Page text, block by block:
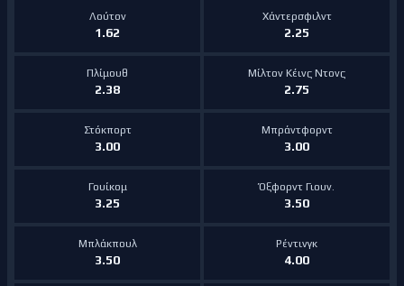
Λούτον
1.62
Χάντερσφιλντ
2.25
Πλίμουθ
2.38
Μίλτον Κέινς Ντονς
2.75
Στόκπορτ
3.00
Μπράντφορντ
3.00
Γουίκομ
3.25
Όξφορντ Γιουν.
3.50
Μπλάκπουλ
3.50
Ρέντινγκ
4.00